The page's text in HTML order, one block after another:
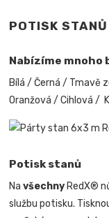
POTISK
Nabízíme
Bílá / Černá / Tmavě
Oranžová / Cihlová /
Potisk stanů
Navšechny RedX®
službu potisku.